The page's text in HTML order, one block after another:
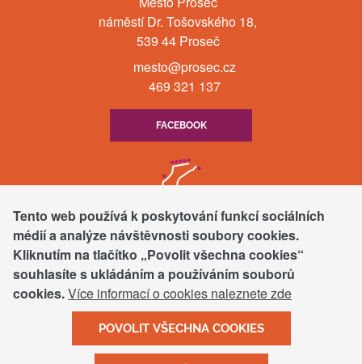
náměstí Dr. Tošovského 18,
539 44 Proseč
mesto@prosec.cz
469 321 137
FACEBOOK
Tento web používá k poskytování funkcí sociálních
médií a analýze návštěvnosti soubory cookies.
Kliknutím na tlačítko „Povolit všechna cookies“
souhlasíte s ukládáním a používáním souborů
cookies.Více informací o cookies naleznete zde
POVOLIT VŠECHNA COOKIES